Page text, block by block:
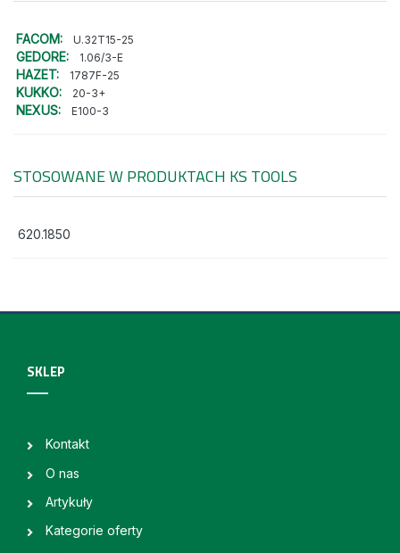
FACOM: U.32T15-25
GEDORE: 1.06/3-E
HAZET: 1787F-25
KUKKO: 20-3+
NEXUS: E100-3
STOSOWANE W PRODUKTACH KS TOOLS
620.1850
SKLEP
Kontakt
O nas
Artykuły
Kategorie oferty